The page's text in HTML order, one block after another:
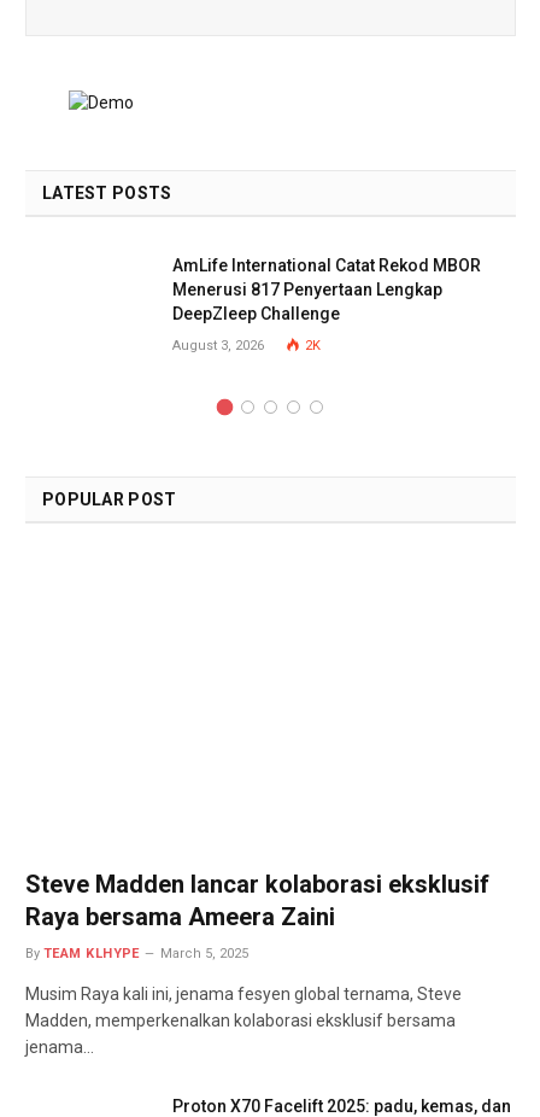
LATEST POSTS
AmLife International Catat Rekod MBOR
Menerusi 817 Penyertaan Lengkap
DeepZleep Challenge
August 3, 2026 2K
POPULAR POST
Steve Madden lancar kolaborasi eksklusif
Raya bersama Ameera Zaini
By TEAM KLHYPE March 5, 2025
Musim Raya kali ini, jenama fesyen global ternama, Steve
Madden, memperkenalkan kolaborasi eksklusif bersama
jenama…
Proton X70 Facelift 2025: padu, kemas, dan